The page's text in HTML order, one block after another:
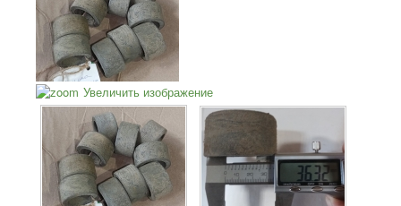
Увеличить изображение